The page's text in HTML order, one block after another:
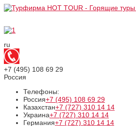
ru
+7 (495) 108 69 29
Россия
Телефоны:
Россия+7 (495) 108 69 29
Казахстан+7 (727) 310 14 14
Украина+7 (727) 310 14 14
Германия+7 (727) 310 14 14